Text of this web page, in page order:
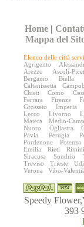
Home |
Mappa del
Elenco delle città
Agrigento
Arezzo
Ascoli-
Bergamo
Biella
Caltanissetta
Chieti
Como
Ferrara
Firenze
Grosseto
Imperia
Lecco
Livorno
Matera
Medio-
Nuoro
Ogliastra
Pavia
Perugia
Pordenone
Potenza
Emilia
Rieti Rimini
Siracusa
Sondrio
Treviso
Trieste
Verona
Vibo-Valentia
Speedy
393